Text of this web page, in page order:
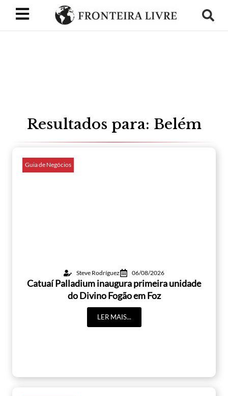
Resultados para: Belém
Guia de Negócios
Steve Rodríguez 06/08/2026
Catuaí Palladium inaugura primeira unidade
do Divino Fogão em Foz
LER MAIS...